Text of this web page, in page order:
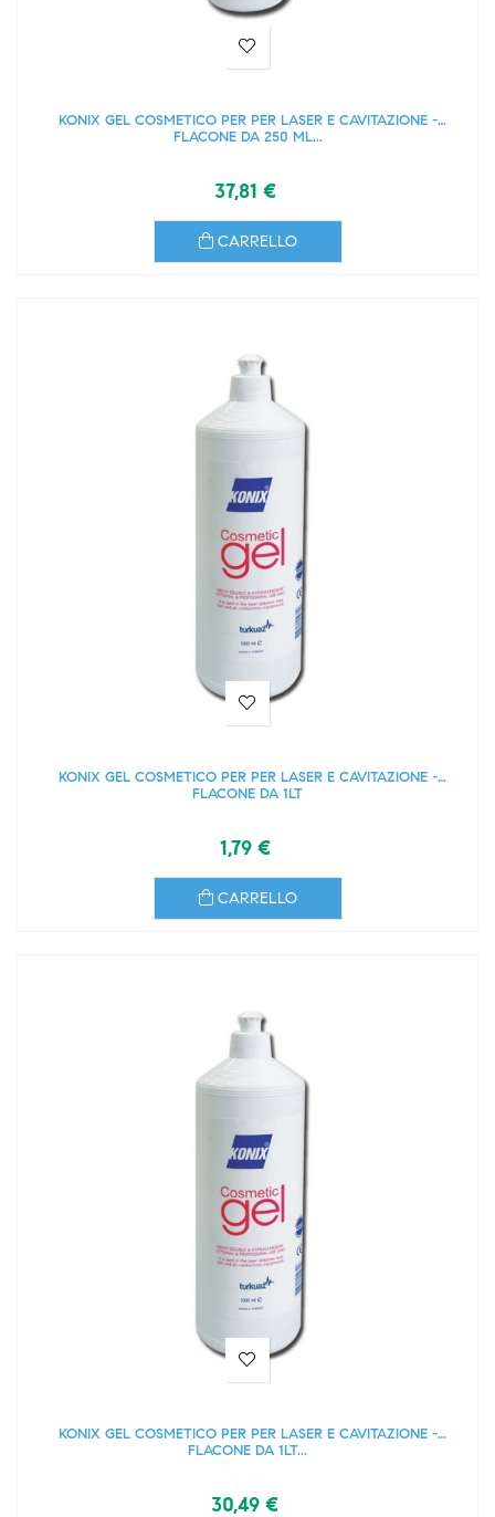
KONIX GEL COSMETICO PER PER LASER E CAVITAZIONE -
FLACONE DA 250 ML...
37,81 €
CARRELLO
KONIX GEL COSMETICO PER PER LASER E CAVITAZIONE -
FLACONE DA 1LT
1,79 €
CARRELLO
KONIX GEL COSMETICO PER PER LASER E CAVITAZIONE -
FLACONE DA 1LT...
30,49 €